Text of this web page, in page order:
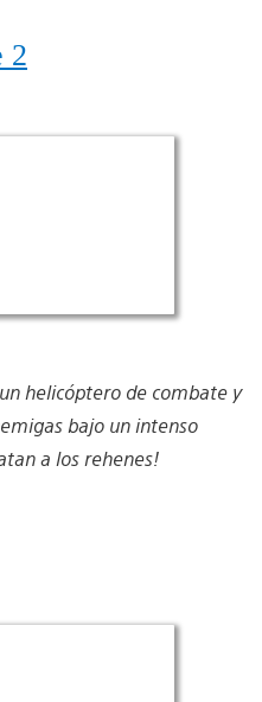
2
helicóptero de combate y
bajo un intenso
a los rehenes!